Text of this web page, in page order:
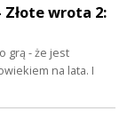
Złote wrota 2:
grą - że jest
na lata. I